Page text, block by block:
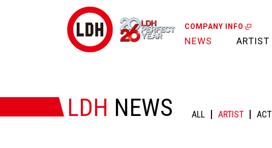
COMPANY INFO
NEWS ARTIST
LDH NEWS ALL ARTIST